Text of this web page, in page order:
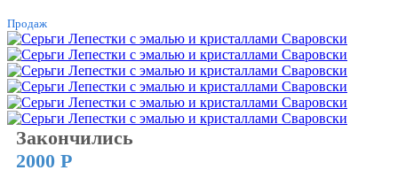
Продаж
Закончились
2000 Р